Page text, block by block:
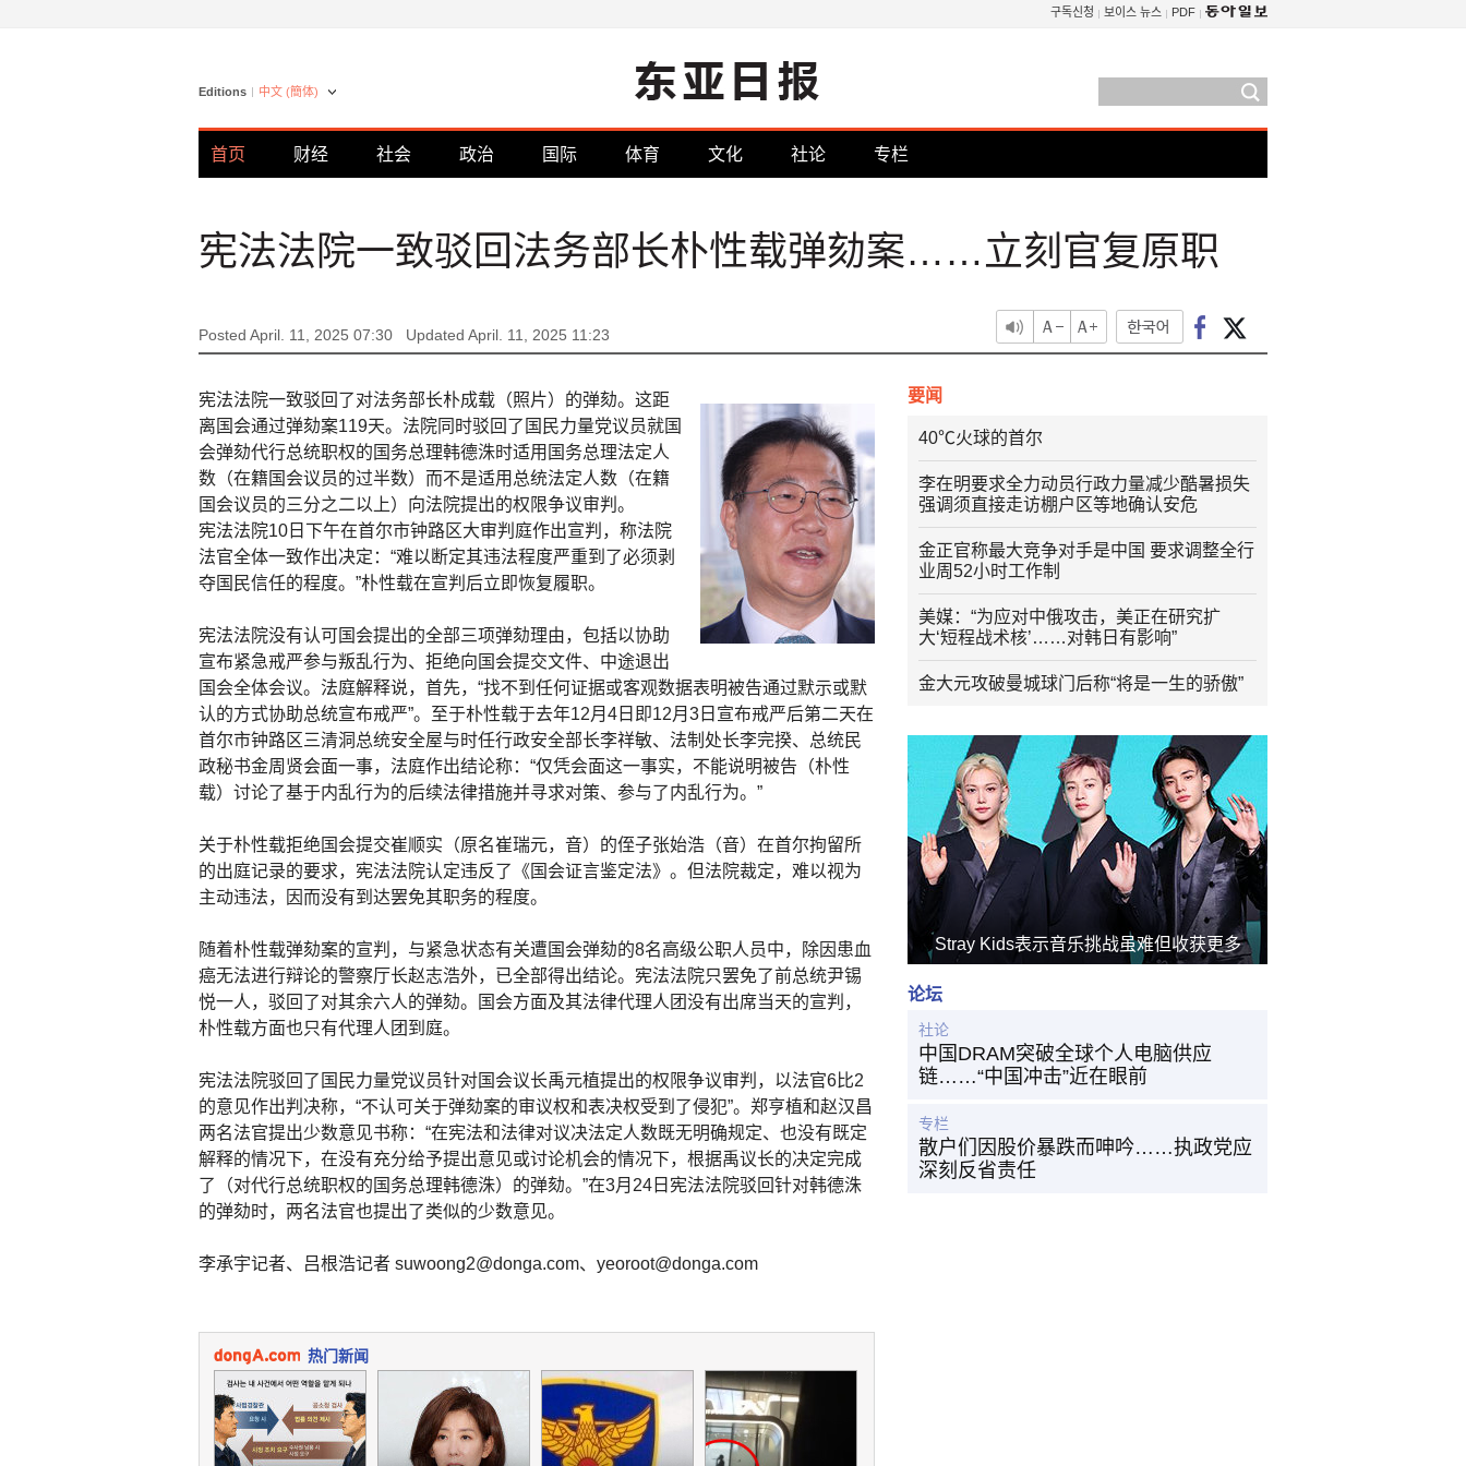
구독신청 보이스 뉴스 PDF
Editions 中文 (簡体)
首页 财经 社会 政治 国际 体育 文化 社论 专栏
宪法法院一致驳回法务部长朴性载弹劾案……立刻官复原职
Posted April. 11, 2025 07:30 Updated April. 11, 2025 11:23
宪法法院一致驳回了对法务部长朴成载（照片）的弹劾。这距
离国会通过弹劾案119天。法院同时驳回了国民力量党议员就国
会弹劾代行总统职权的国务总理韩德洙时适用国务总理法定人
数（在籍国会议员的过半数）而不是适用总统法定人数（在籍
国会议员的三分之二以上）向法院提出的权限争议审判。
宪法法院10日下午在首尔市钟路区大审判庭作出宣判，称法院
法官全体一致作出决定：“难以断定其违法程度严重到了必须剥
夺国民信任的程度。”朴性载在宣判后立即恢复履职。
宪法法院没有认可国会提出的全部三项弹劾理由，包括以协助
宣布紧急戒严参与叛乱行为、拒绝向国会提交文件、中途退出
国会全体会议。法庭解释说，首先，“找不到任何证据或客观数据表明被告通过默示或默
认的方式协助总统宣布戒严”。至于朴性载于去年12月4日即12月3日宣布戒严后第二天在
首尔市钟路区三清洞总统安全屋与时任行政安全部长李祥敏、法制处长李完揆、总统民
政秘书金周贤会面一事，法庭作出结论称：“仅凭会面这一事实，不能说明被告（朴性
载）讨论了基于内乱行为的后续法律措施并寻求对策、参与了内乱行为。”
关于朴性载拒绝国会提交崔顺实（原名崔瑞元，音）的侄子张始浩（音）在首尔拘留所
的出庭记录的要求，宪法法院认定违反了《国会证言鉴定法》。但法院裁定，难以视为
主动违法，因而没有到达罢免其职务的程度。
随着朴性载弹劾案的宣判，与紧急状态有关遭国会弹劾的8名高级公职人员中，除因患血
癌无法进行辩论的警察厅长赵志浩外，已全部得出结论。宪法法院只罢免了前总统尹锡
悦一人，驳回了对其余六人的弹劾。国会方面及其法律代理人团没有出席当天的宣判，
朴性载方面也只有代理人团到庭。
宪法法院驳回了国民力量党议员针对国会议长禹元植提出的权限争议审判，以法官6比2
的意见作出判决称，“不认可关于弹劾案的审议权和表决权受到了侵犯”。郑亨植和赵汉昌
两名法官提出少数意见书称：“在宪法和法律对议决法定人数既无明确规定、也没有既定
解释的情况下，在没有充分给予提出意见或讨论机会的情况下，根据禹议长的决定完成
了（对代行总统职权的国务总理韩德洙）的弹劾。”在3月24日宪法法院驳回针对韩德洙
的弹劾时，两名法官也提出了类似的少数意见。
李承宇记者、吕根浩记者 suwoong2@donga.com、yeoroot@donga.com
热门新闻
要闻
40℃火球的首尔
李在明要求全力动员行政力量减少酷暑损失
强调须直接走访棚户区等地确认安危
金正官称最大竞争对手是中国 要求调整全行
业周52小时工作制
美媒：“为应对中俄攻击，美正在研究扩
大‘短程战术核’……对韩日有影响”
金大元攻破曼城球门后称“将是一生的骄傲”
Stray Kids表示音乐挑战虽难但收获更多
论坛
社论
中国DRAM突破全球个人电脑供应
链……“中国冲击”近在眼前
专栏
散户们因股价暴跌而呻吟……执政党应
深刻反省责任